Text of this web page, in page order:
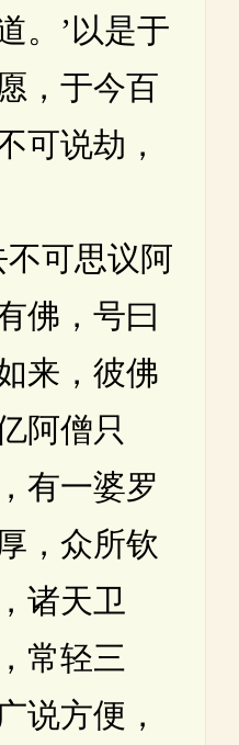
。’以是于
，于今百
可说劫，
可思议阿
佛，号曰
来，彼佛
阿僧只
有一婆罗
，众所钦
诸天卫
常轻三
说方便，